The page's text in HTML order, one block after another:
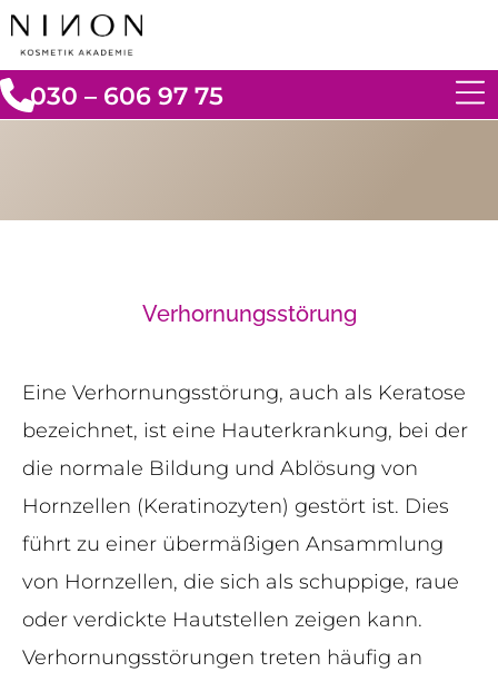
030 – 606 97 75
Verhornungsstörung
Eine Verhornungsstörung, auch als Keratose
bezeichnet, ist eine Hauterkrankung, bei der
die normale Bildung und Ablösung von
Hornzellen (Keratinozyten) gestört ist. Dies
führt zu einer übermäßigen Ansammlung
von Hornzellen, die sich als schuppige, raue
oder verdickte Hautstellen zeigen kann.
Verhornungsstörungen treten häufig an